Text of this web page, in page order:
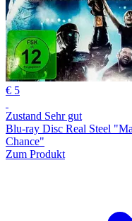
€ 5
Zustand Sehr gut
Blu-ray Disc Real Steel
Chance"
Zum Produkt